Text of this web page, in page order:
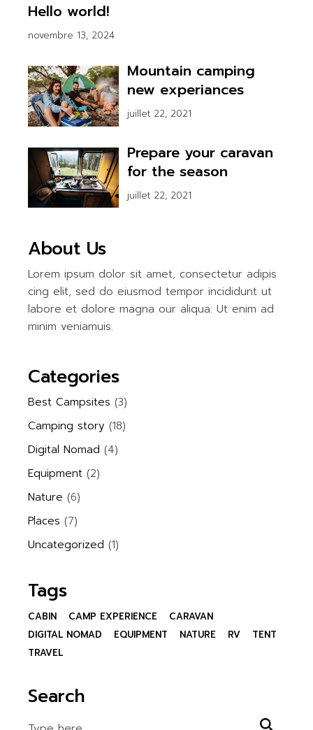
Hello world!
novembre 13, 2024
Mountain camping
new experiances
juillet 22, 2021
Prepare your caravan
for the season
juillet 22, 2021
About Us
Lorem ipsum dolor sit amet, consectetur adipis
cing elit, sed do eiusmod tempor incididunt ut
labore et dolore magna our aliqua. Ut enim ad
minim veniamuis.
Categories
Best Campsites (3)
Camping story (18)
Digital Nomad (4)
Equipment (2)
Nature (6)
Places (7)
Uncategorized (1)
Tags
CABIN CAMP EXPERIENCE
CARAVAN
DIGITAL NOMAD
EQUIPMENT NATURE RV
TENT
TRAVEL
Search